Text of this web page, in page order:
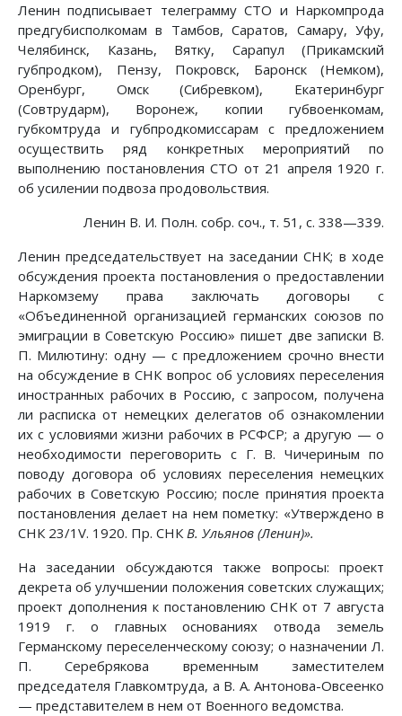
Ленин подписывает телеграмму СТО и Наркомпрода
предгубисполкомам в Тамбов, Саратов, Самару, Уфу,
Челябинск, Казань, Вятку, Сарапул (Прикамский
губпродком), Пензу, Покровск, Баронск (Немком),
Оренбург, Омск (Сибревком), Екатеринбург
(Совтрударм), Воронеж, копии губвоенкомам,
губкомтруда и губпродкомиссарам с предложением
осуществить ряд конкретных мероприятий по
выполнению постановления СТО от 21 апреля 1920 г.
об усилении подвоза продовольствия.
Ленин В. И. Полн. собр. соч., т. 51, с. 338—339.
Ленин председательствует на заседании СНК; в ходе
обсуждения проекта постановления о предоставлении
Наркомзему права заключать договоры с
«Объединенной организацией германских союзов по
эмиграции в Советскую Россию» пишет две записки В.
П. Милютину: одну — с предложением срочно внести
на обсуждение в СНК вопрос об условиях переселения
иностранных рабочих в Россию, с запросом, получена
ли расписка от немецких делегатов об ознакомлении
их с условиями жизни рабочих в РСФСР; а другую — о
необходимости переговорить с Г. В. Чичериным по
поводу договора об условиях переселения немецких
рабочих в Советскую Россию; после принятия проекта
постановления делает на нем пометку: «Утверждено в
СНК 23/1V. 1920. Пр. СНКВ. Ульянов (Ленин)».
На заседании обсуждаются также вопросы: проект
декрета об улучшении положения советских служащих;
проект дополнения к постановлению СНК от 7 августа
1919 г. о главных основаниях отвода земель
Германскому переселенческому союзу; о назначении Л.
П. Серебрякова временным заместителем
председателя Главкомтруда, а В. А. Антонова-Овсеенко
— представителем в нем от Военного ведомства.